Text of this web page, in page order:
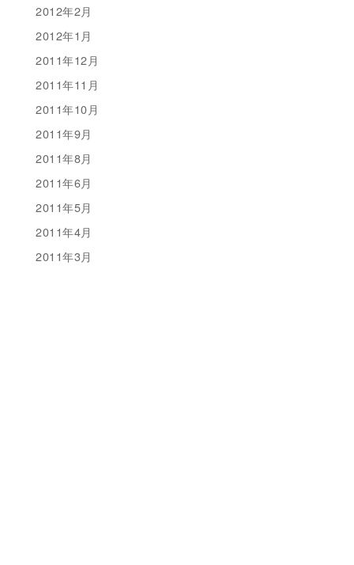
2012年2月
2012年1月
2011年12月
2011年11月
2011年10月
2011年9月
2011年8月
2011年6月
2011年5月
2011年4月
2011年3月